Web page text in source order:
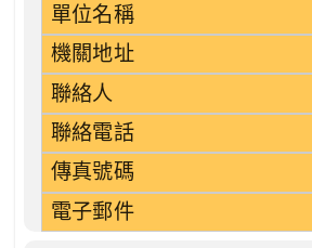
單位名稱
機關地址
聯絡人
聯絡電話
傳真號碼
電子郵件